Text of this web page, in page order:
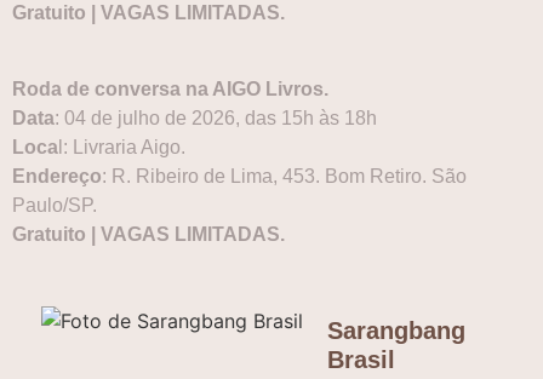
Gratuito | VAGAS LIMITADAS.
Roda de conversa na AIGO Livros.
Data: 04 de julho de 2026, das 15h às 18h
Loca l: Livraria Aigo.
Endereço: R. Ribeiro de Lima, 453. Bom Retiro. São
Paulo/SP.
Gratuito | VAGAS LIMITADAS.
Sarangbang
Brasil